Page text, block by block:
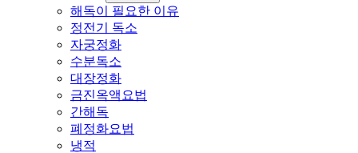
해독이 필요한 이유
정전기 독소
자궁정화
수분독소
대장정화
금진옥액요법
간해독
폐정화요법
냉적